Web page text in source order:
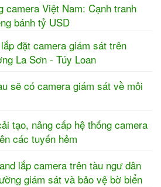
camera Việt Nam: Cạnh tranh
bánh tỷ USD
đặt camera giám sát trên
La Sơn - Túy Loan
sẽ có camera giám sát về môi
tạo, nâng cấp hệ thống camera
các tuyến hẻm
lắp camera trên tàu ngư dân
giám sát và bảo vệ bờ biển